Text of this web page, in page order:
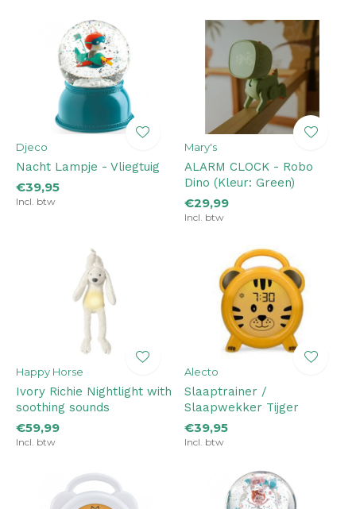
Djeco
Nacht Lampje - Vliegtuig
€39,95
Incl. btw
Mary's
ALARM CLOCK - Robo
Dino (Kleur: Green)
€29,99
Incl. btw
Happy Horse
Ivory Richie Nightlight with
soothing sounds
€59,99
Incl. btw
Alecto
Slaaptrainer /
Slaapwekker Tijger
€39,95
Incl. btw